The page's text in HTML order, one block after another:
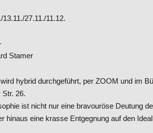
27.11./11.12.
Stamer
hybrid durchgeführt, per ZOOM und im
26.
ist nicht nur eine bravouröse Deutung
hinaus eine krasse Entgegnung auf den